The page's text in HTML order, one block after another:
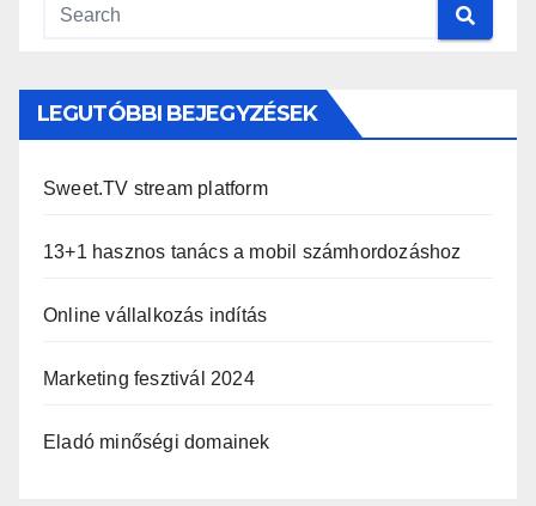
LEGUTÓBBI BEJEGYZÉSEK
Sweet.TV stream platform
13+1 hasznos tanács a mobil számhordozáshoz
Online vállalkozás indítás
Marketing fesztivál 2024
Eladó minőségi domainek